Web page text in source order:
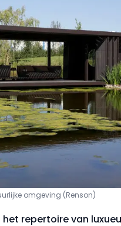
omgeving (Renson)
repertoire van